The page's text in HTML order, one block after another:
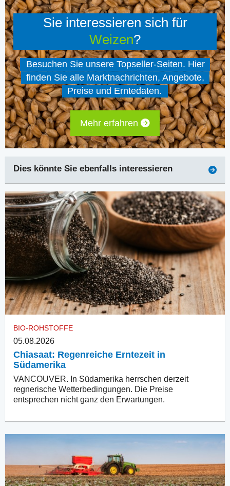
Sie interessieren sich für
Weizen?
Besuchen Sie unsere Topseller-Seiten. Hier
finden Sie alle Marktnachrichten, Angebote,
Preise und Erntedaten.
Mehr erfahren
Dies könnte Sie ebenfalls interessieren
BIO-ROHSTOFFE
05.08.2026
Chiasaat: Regenreiche Erntezeit in
Südamerika
VANCOUVER. In Südamerika herrschen derzeit
regnerische Wetterbedingungen. Die Preise
entsprechen nicht ganz den Erwartungen.